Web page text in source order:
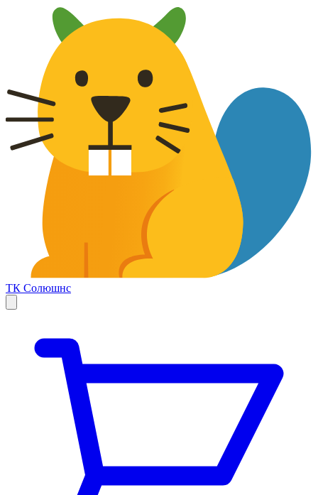
ТК Солюшнс